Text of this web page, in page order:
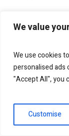
We value
We use cookies
personalised ads
"Accept All", you
Customise